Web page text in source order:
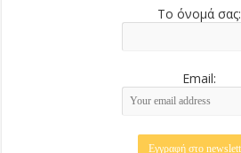
Το όνομά σας:
Email: